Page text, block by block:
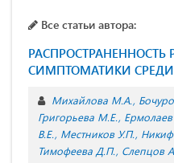
Все статьи автора:
РАСПРОСТРАНЕННОСТЬ
СИМПТОМАТИКИ СРЕДИ
Михайлова М.А.
Григорьева М.Е. Ермолаев
В.Е. Местников У.П.
Тимофеева Д.П. Слепцов